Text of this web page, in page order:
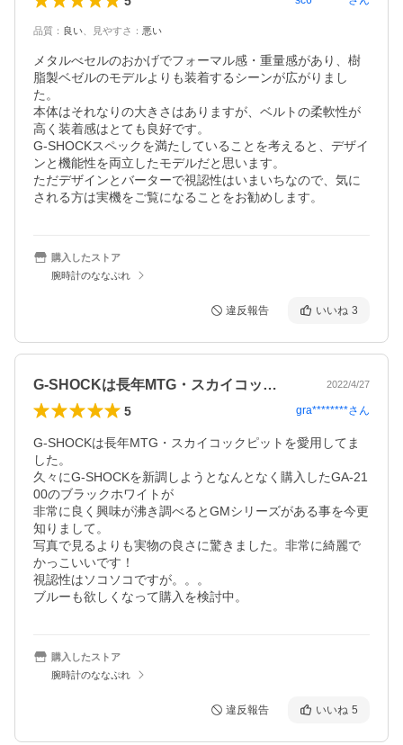
品質 ： 良い 見やすさ ： 悪い
メタルべセルのおかげでフォーマル感・重量感があり、樹
脂製ベゼルのモデルよりも装着するシーンが広がりまし
た。
本体はそれなりの大きさはありますが、ベルトの柔軟性が
高く装着感はとても良好です。
G-SHOCKスペックを満たしていることを考えると、デザイ
ンと機能性を両立したモデルだと思います。
ただデザインとバーターで視認性はいまいちなので、気に
購入したストア
腕時計のななぷれ
違反報告 いいね 3
G-SHOCKは長年MTG・スカイコッ… 2022/4/27
5 gra********さん
G-SHOCKは長年MTG・スカイコックピットを愛用してま
した。
久々にG-SHOCKを新調しようとなんとなく購入したGA-21
00のブラックホワイトが
非常に良く興味が沸き調べるとGMシリーズがある事を今更
知りまして。
写真で見るよりも実物の良さに驚きました。非常に綺麗で
かっこいいです！
視認性はソコソコですが。。。
購入したストア
腕時計のななぷれ
違反報告 いいね 5